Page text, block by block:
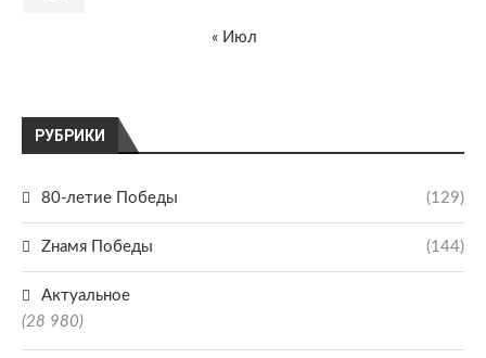
РУБРИКИ
80-летие Победы (129)
Zнамя Победы (144)
Актуальное
(28 980)
« Июл